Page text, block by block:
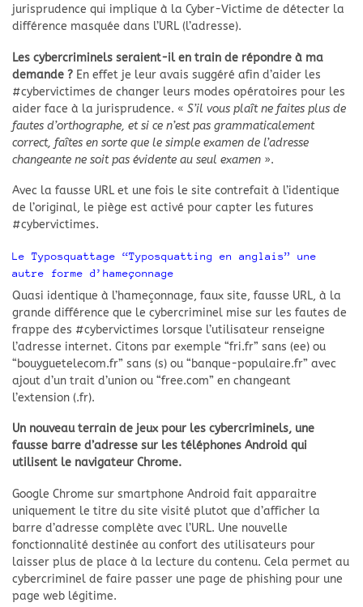
jurisprudence qui implique à la Cyber-Victime de détecter la
différence masquée dans l’URL (l’adresse).
Les cybercriminels seraient-il en train de répondre à ma
demande ? En effet je leur avais suggéré afin d’aider les
#cybervictimes de changer leurs modes opératoires pour les
aider face à la jurisprudence. « S’il vous plaît ne faites plus de
fautes d’orthographe, et si ce n’est pas grammaticalement
correct, faîtes en sorte que le simple examen de l’adresse
changeante ne soit pas évidente au seul examen ».
Avec la fausse URL et une fois le site contrefait à l’identique
de l’original, le piège est activé pour capter les futures
#cybervictimes.
Le Typosquattage “Typosquatting en anglais” une
autre forme d’hameçonnage
Quasi identique à l’hameçonnage, faux site, fausse URL, à la
grande différence que le cybercriminel mise sur les fautes de
frappe des #cybervictimes lorsque l’utilisateur renseigne
l’adresse internet. Citons par exemple “fri.fr” sans (ee) ou
“bouyguetelecom.fr” sans (s) ou “banque-populaire.fr” avec
ajout d’un trait d’union ou “free.com” en changeant
l’extension (.fr).
Un nouveau terrain de jeux pour les cybercriminels, une
fausse barre d’adresse sur les téléphones Android qui
utilisent le navigateur Chrome.
Google Chrome sur smartphone Android fait apparaitre
uniquement le titre du site visité plutot que d’afficher la
barre d’adresse complète avec l’URL. Une nouvelle
fonctionnalité destinée au confort des utilisateurs pour
laisser plus de place à la lecture du contenu. Cela permet au
cybercriminel de faire passer une page de phishing pour une
page web légitime.